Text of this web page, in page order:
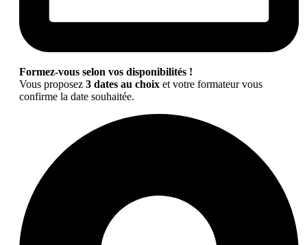
Formez-vous selon vos disponibilités !
Vous proposez 3 dates au choix et votre formateur vous
confirme la date souhaitée.